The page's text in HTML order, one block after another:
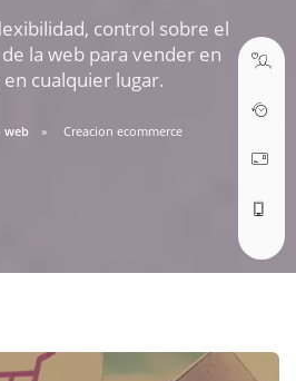
control sobre el
la web para vender en
cualquier lugar.
web Creacion ecommerce
ABRIR TICKET